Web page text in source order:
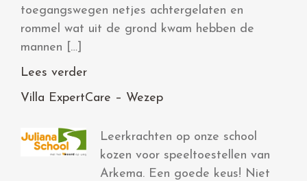
toegangswegen netjes achtergelaten en
rommel wat uit de grond kwam hebben de
mannen […]
Lees verder
Villa ExpertCare – Wezep
Leerkrachten op onze school
kozen voor speeltoestellen van
Arkema. Een goede keus! Niet